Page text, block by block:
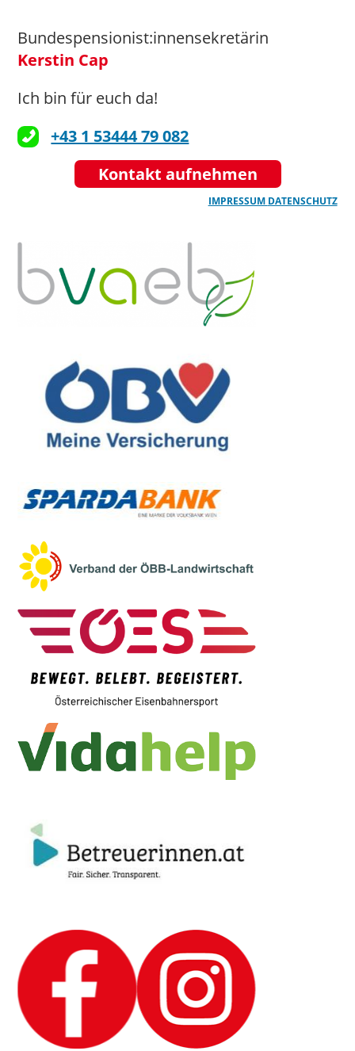
Bundespensionist:innensekretärin
Kerstin Cap
Ich bin für euch da!
+43 1 53444 79 082
Kontakt aufnehmen
IMPRESSUM DATENSCHUTZ